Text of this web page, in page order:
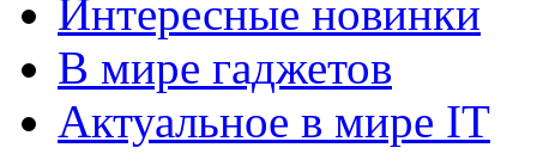
Интересные новинки
В мире гаджетов
Актуальное в мире IT